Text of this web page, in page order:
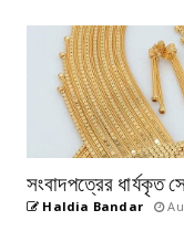
সংবাদপত্রের ধার্যকৃত
Haldia Bandar